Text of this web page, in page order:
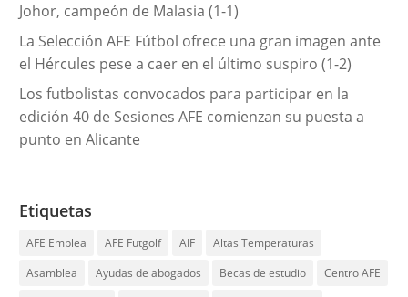
Johor, campeón de Malasia (1-1)
La Selección AFE Fútbol ofrece una gran imagen ante
el Hércules pese a caer en el último suspiro (1-2)
Los futbolistas convocados para participar en la
edición 40 de Sesiones AFE comienzan su puesta a
punto en Alicante
Etiquetas
AFE Emplea AFE Futgolf AIF
Altas Temperaturas
Asamblea
Ayudas de abogados Becas de estudio
Centro AFE